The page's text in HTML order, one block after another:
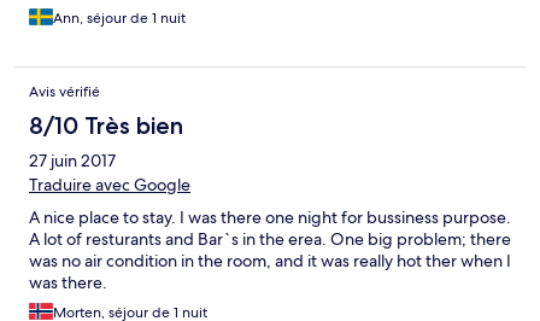
Ann, séjour de 1 nuit
Avis vérifié
8/10 Très bien
27 juin 2017
Traduire avec Google
A nice place to stay. I was there one night for bussiness purpose.
A lot of resturants and Bar`s in the erea. One big problem; there
was no air condition in the room, and it was really hot ther when I
was there.
Morten, séjour de 1 nuit